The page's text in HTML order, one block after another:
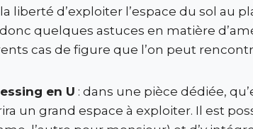
liberté d’exploiter l’espace du sol au
quelques astuces en matière
cas de figure que l’on peut
en U : dans une pièce dédiée,
un grand espace à exploiter. Il est